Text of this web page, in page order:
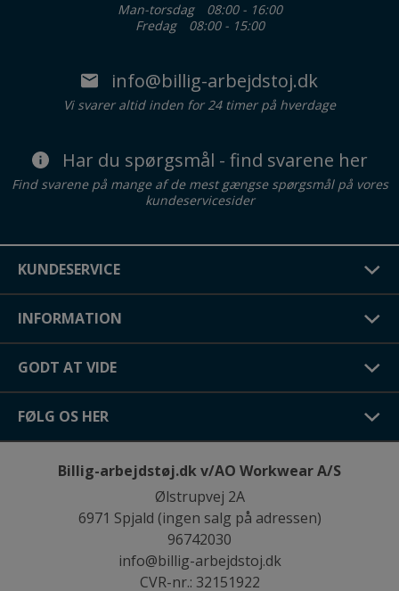
Man-torsdag
08:00 - 16:00
Fredag
08:00 - 15:00
info@billig-arbejdstoj.dk
Vi svarer altid inden for 24 timer på hverdage
Har du spørgsmål - find svarene her
Find svarene på mange af de mest gængse spørgsmål på vores
kundeservicesider
KUNDESERVICE
INFORMATION
GODT AT VIDE
FØLG OS HER
Billig-arbejdstøj.dk v/AO Workwear A/S
Ølstrupvej 2A
6971 Spjald (ingen salg på adressen)
96742030
info@billig-arbejdstoj.dk
CVR-nr.: 32151922